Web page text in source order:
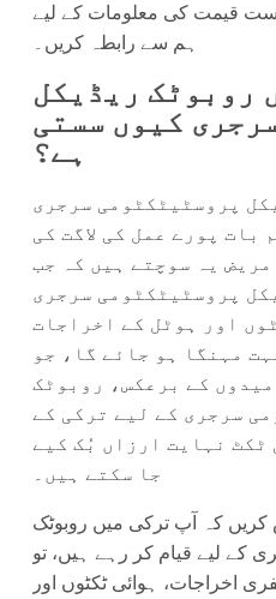
قیمت کی معلومات کے لیے
ہم سے رابطہ کریں۔
روبوٹک ریڈیکل
کیوں سستی
ہے؟
پروسٹیٹکٹومی سرجری
بات پورے عمل کی لاگت کی
یہ سوچتے ہیں کہ جب
پروسٹیٹکٹومی سرجری
اور ہوٹل کے اخراجات
مہنگا ہو جائے گا، جو
کے برعکس، روبوٹک
سرجری کے لیے ترکی کے
ٹکٹ نہایت ارزاں بُک کیے
جا سکتے ہیں۔
کہ آپ ترکی میں روبوٹک
کے لیے قیام کر رہے ہیں، تو
اخراجات، ہوائی ٹکٹوں اور